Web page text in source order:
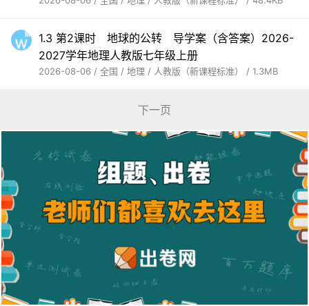
1.3 第2课时 地球的公转 导学案（含答案）2026-
2027学年地理人教版七年级上册
2026-08-06 / 全国 / 地理 / 人教版（新课程标准） / 1.3MB
下一页